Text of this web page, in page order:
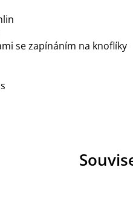
se zapínáním na knoflíky